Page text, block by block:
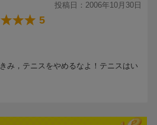
投稿日：2006年10月30日
5
み，テニスをやめるなよ！テニスはい